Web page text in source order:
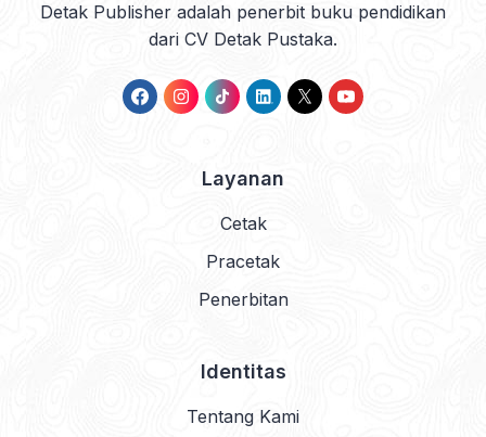
Detak Publisher adalah penerbit buku pendidikan
dari CV Detak Pustaka.
Layanan
Cetak
Pracetak
Penerbitan
Identitas
Tentang Kami